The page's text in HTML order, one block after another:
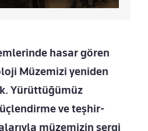
hasar gören
Müzemizi yeniden
Yürüttüğümüz
ve teşhir-
müzemizin sergi